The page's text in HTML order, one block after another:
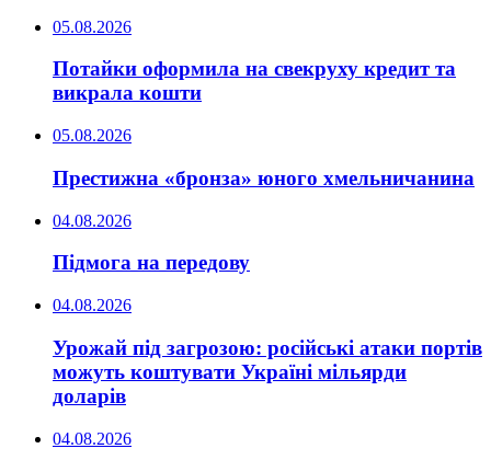
05.08.2026
Потайки оформила на свекруху кредит та
викрала кошти
05.08.2026
Престижна «бронза» юного хмельничанина
04.08.2026
Підмога на передову
04.08.2026
Урожай під загрозою: російські атаки портів
можуть коштувати Україні мільярди
доларів
04.08.2026